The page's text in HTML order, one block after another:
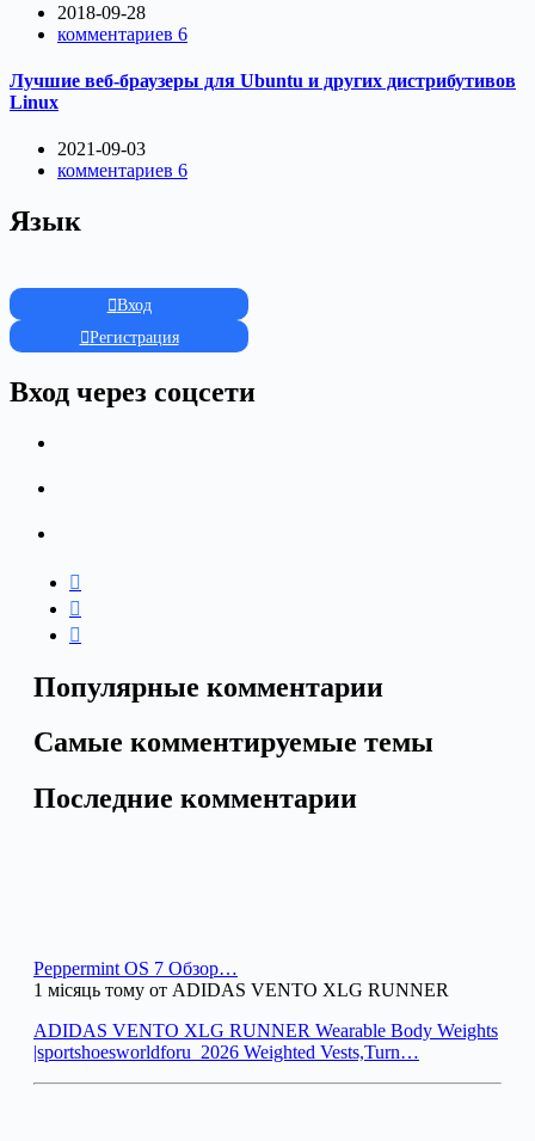
2018-09-28
комментариев 6
Лучшие веб-браузеры для Ubuntu и других дистрибутивов
Linux
2021-09-03
комментариев 6
Язык
Вход
Регистрация
Вход через соцсети
Популярные комментарии
Самые комментируемые темы
Последние комментарии
Peppermint OS 7 Обзор…
1 місяць тому от ADIDAS VENTO XLG RUNNER
ADIDAS VENTO XLG RUNNER Wearable Body Weights
|sportshoesworldforu_2026 Weighted Vests,Turn…